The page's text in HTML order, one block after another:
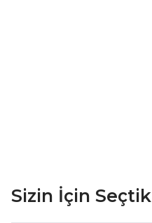
Sizin İçin Seçtik